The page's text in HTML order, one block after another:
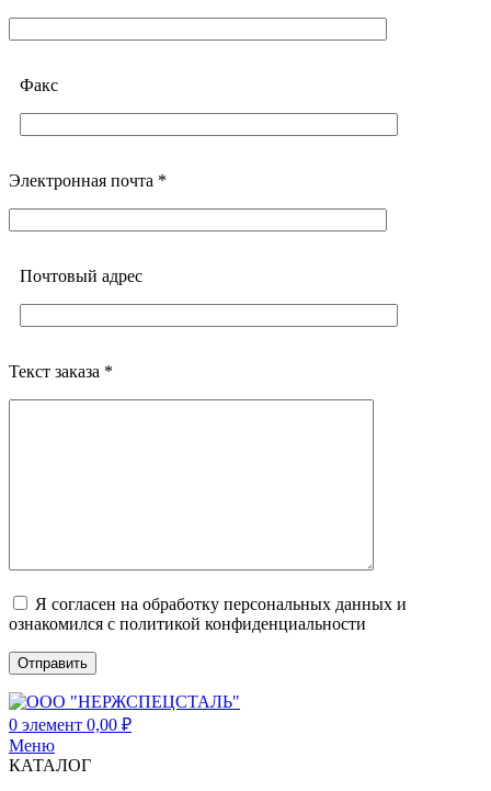
Факс
Электронная почта *
Почтовый адреc
Текст заказа *
Я согласен на обработку персональных данных и
ознакомился с политикой конфиденциальности
0 элемент 0,00 ₽
Меню
КАТАЛОГ